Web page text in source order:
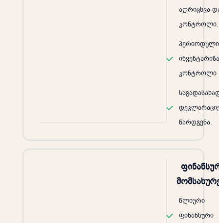
აღრიცხვა
კონტროლი.
პერიოდული
კონტროლი
წარდგენა.
წლიური
ფინანსური